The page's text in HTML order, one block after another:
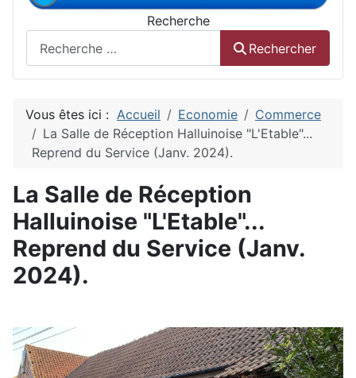
Recherche
Rechercher
Vous êtes ici : Accueil Economie
Commerce
La Salle de Réception Halluinoise "L'Etable"...
Reprend du Service (Janv. 2024).
La Salle de Réception
Halluinoise "L'Etable"...
Reprend du Service (Janv.
2024).